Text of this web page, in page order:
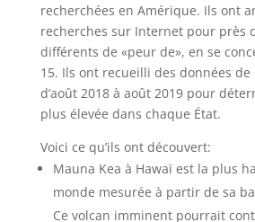
recherchées en Amérique. Ils ont
recherches sur Internet pour près
différents de «peur de», en se
15. Ils ont recueilli des données de
d’août 2018 à août 2019 pour
plus élevée dans chaque État.
Voici ce qu’ils ont découvert:
Mauna Kea à Hawaï est la plus
monde mesurée à partir de sa
Ce volcan imminent pourrait